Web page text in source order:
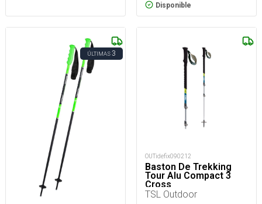
Disponible
ÚLTIMAS3
OUTidefix090212
Baston De Trekking
Tour Alu Compact 3
Cross
TSL Outdoor